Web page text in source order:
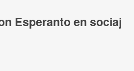
Esperanto en sociaj